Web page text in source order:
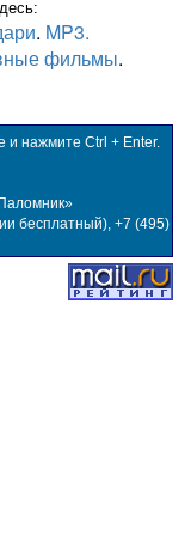
. MP3.
фильмы.
нажмите Ctrl + Enter.
бесплатный), +7 (495)